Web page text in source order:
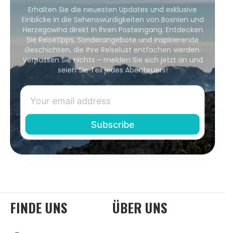
Erhalten Sie die neuesten Updates und exklusive
Einblicke in die Sehenswürdigkeiten von Bosnien und
Herzegowina direkt in Ihren Posteingang. Entdecken
Sie Reisetipps, Sonderangebote und inspirierende
Geschichten, die Ihre Reiselust entfachen werden.
Verpassen Sie nichts – melden Sie sich jetzt an und
seien Sie Teil jedes Abenteuers!
FINDE UNS ÜBER UNS